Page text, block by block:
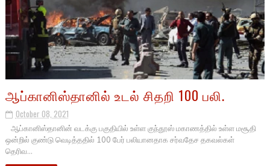
ஆப்கானிஸ்தானில் உடல் சிதறி 100 பலி.
October 08, 2021
ஆப்கானிஸ்தானின் வடக்கு பகுதியில் உள்ள குந்தூஸ் மகாணத்தில் உள்ள மசூதி
ஒன்றில் குண்டு வெடித்ததில் 100 பேர் பலியானதாக சர்வதேச தகவல்கள்
தெரிவ...